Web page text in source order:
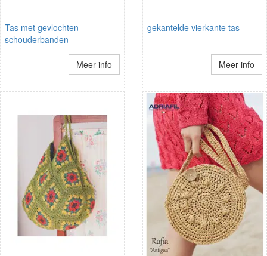
Tas met gevlochten
schouderbanden
Meer info
gekantelde vierkante tas
Meer info